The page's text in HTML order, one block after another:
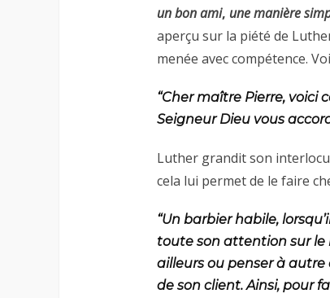
un bon ami, une manière
aperçu sur la piété de
menée avec compétence.
“Cher maître Pierre, voici
Seigneur Dieu vous
Luther grandit son
cela lui permet de le faire
“Un barbier habile,
toute son attention sur le
ailleurs ou penser à autre
de son client. Ainsi, pour